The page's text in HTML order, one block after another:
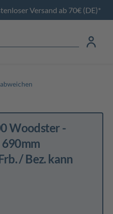
Versand ab 70€ (DE)*
Woodster -
/ Bez. kann